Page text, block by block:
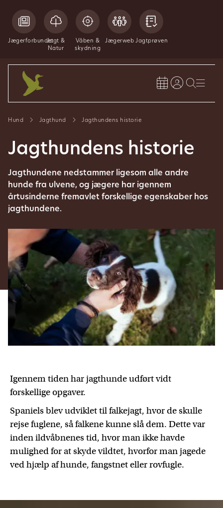
JægerforbundetJagt &
Natur
Våben &
skydning
Jægerweb Jagtprøven
Hund Jagthund Jagthundens historie
Jagthundens historie
Jagthundene nedstammer ligesom alle andre
hunde fra ulvene, og jægere har igennem
årtusinderne fremavlet forskellige egenskaber hos
jagthundene.
Igennem tiden har jagthunde udført vidt
forskellige opgaver.
Spaniels blev udviklet til falkejagt, hvor de skulle
rejse fuglene, så falkene kunne slå dem. Dette var
inden ildvåbnenes tid, hvor man ikke havde
mulighed for at skyde vildtet, hvorfor man jagede
ved hjælp af hunde, fangstnet eller rovfugle.